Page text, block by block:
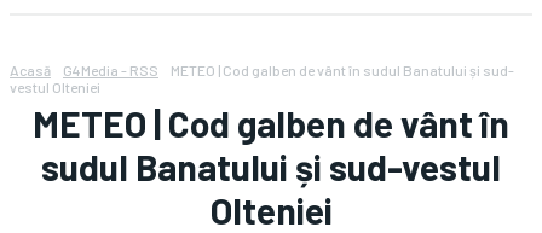
Acasă G4Media - RSS
METEO | Cod galben de vânt în sudul Banatului și sud-
vestul Olteniei
METEO | Cod galben de vânt în
sudul Banatului și sud-vestul
Olteniei